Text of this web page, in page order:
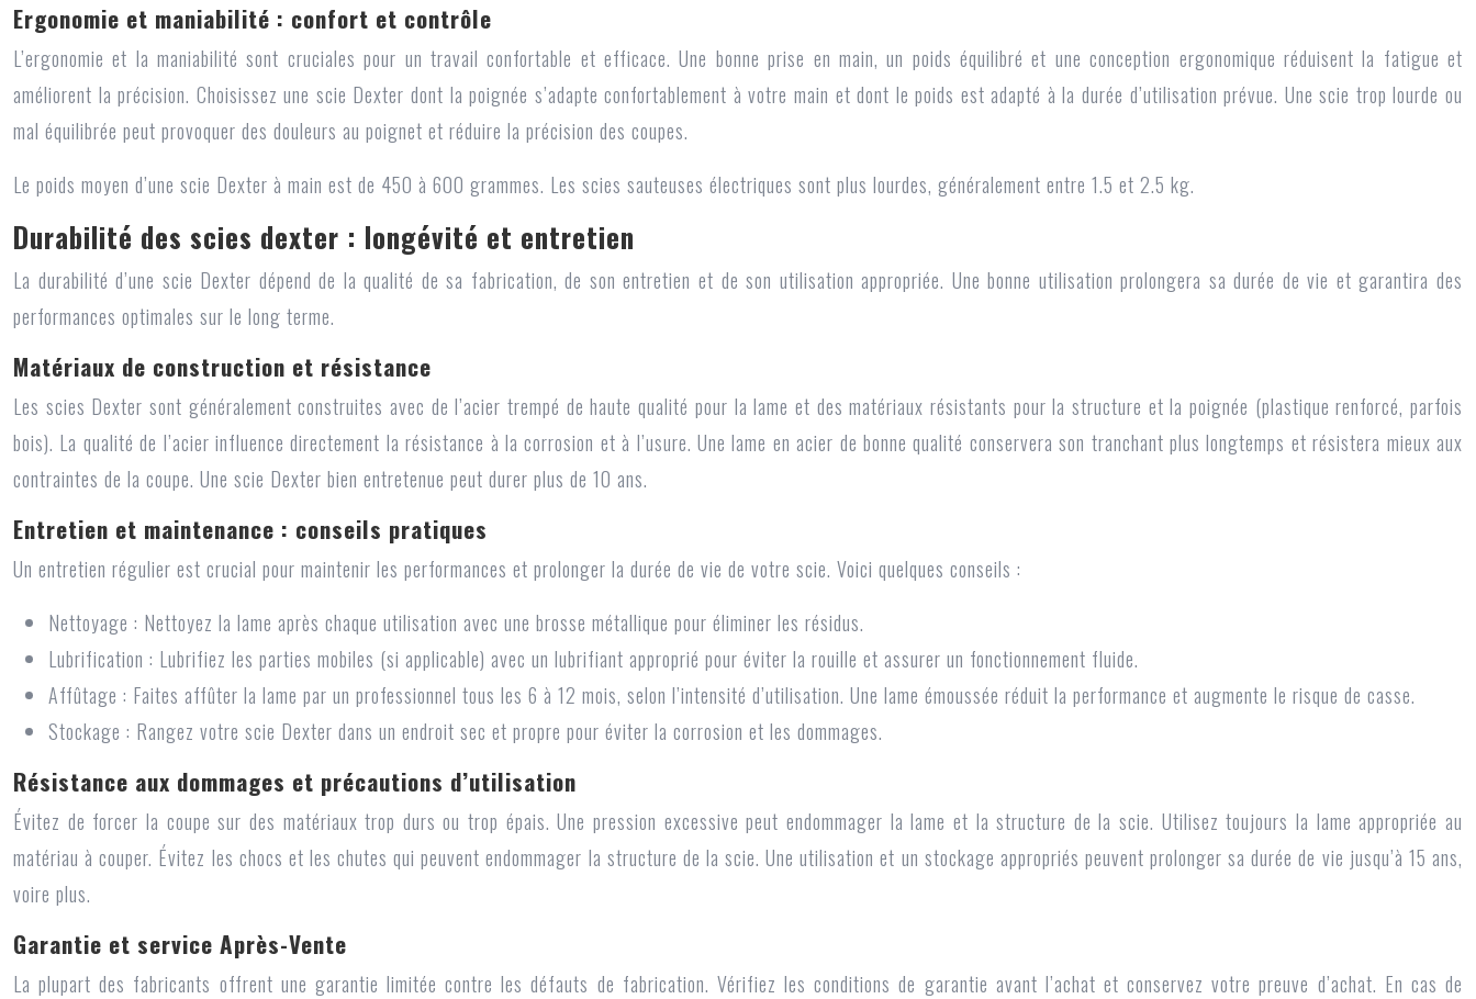
Ergonomie et maniabilité : confort et contrôle
L’ergonomie et la maniabilité sont cruciales pour un travail confortable et efficace. Une bonne prise en main, un poids équilibré et une conception ergonomique réduisent la fatigue et
améliorent la précision. Choisissez une scie Dexter dont la poignée s’adapte confortablement à votre main et dont le poids est adapté à la durée d’utilisation prévue. Une scie trop lourde ou
mal équilibrée peut provoquer des douleurs au poignet et réduire la précision des coupes.
Le poids moyen d’une scie Dexter à main est de 450 à 600 grammes. Les scies sauteuses électriques sont plus lourdes, généralement entre 1.5 et 2.5 kg.
Durabilité des scies dexter : longévité et entretien
La durabilité d’une scie Dexter dépend de la qualité de sa fabrication, de son entretien et de son utilisation appropriée. Une bonne utilisation prolongera sa durée de vie et garantira des
performances optimales sur le long terme.
Matériaux de construction et résistance
Les scies Dexter sont généralement construites avec de l’acier trempé de haute qualité pour la lame et des matériaux résistants pour la structure et la poignée (plastique renforcé, parfois
bois). La qualité de l’acier influence directement la résistance à la corrosion et à l’usure. Une lame en acier de bonne qualité conservera son tranchant plus longtemps et résistera mieux aux
contraintes de la coupe. Une scie Dexter bien entretenue peut durer plus de 10 ans.
Entretien et maintenance : conseils pratiques
Un entretien régulier est crucial pour maintenir les performances et prolonger la durée de vie de votre scie. Voici quelques conseils :
Nettoyage : Nettoyez la lame après chaque utilisation avec une brosse métallique pour éliminer les résidus.
Lubrification : Lubrifiez les parties mobiles (si applicable) avec un lubrifiant approprié pour éviter la rouille et assurer un fonctionnement fluide.
Affûtage : Faites affûter la lame par un professionnel tous les 6 à 12 mois, selon l’intensité d’utilisation. Une lame émoussée réduit la performance et augmente le risque de casse.
Stockage : Rangez votre scie Dexter dans un endroit sec et propre pour éviter la corrosion et les dommages.
Résistance aux dommages et précautions d’utilisation
Évitez de forcer la coupe sur des matériaux trop durs ou trop épais. Une pression excessive peut endommager la lame et la structure de la scie. Utilisez toujours la lame appropriée au
matériau à couper. Évitez les chocs et les chutes qui peuvent endommager la structure de la scie. Une utilisation et un stockage appropriés peuvent prolonger sa durée de vie jusqu’à 15 ans,
voire plus.
Garantie et service Après-Vente
La plupart des fabricants offrent une garantie limitée contre les défauts de fabrication. Vérifiez les conditions de garantie avant l’achat et conservez votre preuve d’achat. En cas de